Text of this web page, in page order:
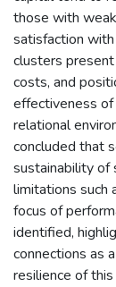
those with
satisfaction
clusters
costs, and
effectiveness
relational
concluded that
sustainability of
limitations such
focus of
identified,
connections as
resilience of